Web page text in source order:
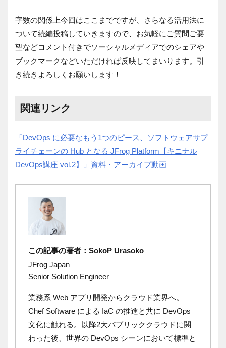
字数の関係上今回はここまでですが、さらなる活用法に
ついて続編投稿していきますので、お気軽にご質問ご要
望などコメント付きでソーシャルメディアでのシェアや
ブックマークなどいただければ反映してまいります。引
き続きよろしくお願いします！
関連リンク
「DevOps に必要なもう1つのピース、ソフトウェアサプ
ライチェーンの Hub となる JFrog Platform【キニナル
DevOps講座 vol.2】」資料・アーカイブ動画
この記事の著者：SokoP Urasoko
JFrog Japan
Senior Solution Engineer
業務系 Web アプリ開発からクラウド業界へ。
Chef Software による IaC の推進と共に DevOps
文化に触れる。以降2大パブリッククラウドに関
わった後、世界の DevOps シーンにおいて標準と